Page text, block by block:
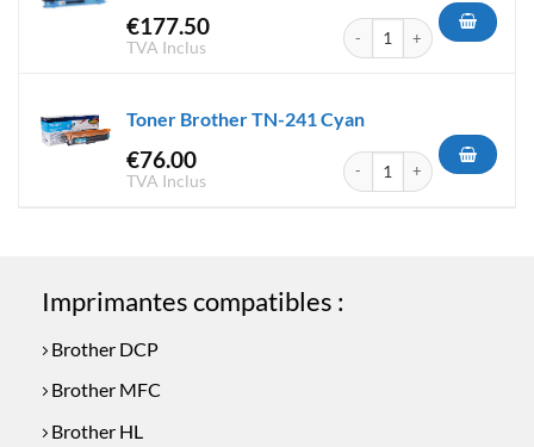
€177.50
TVA Inclus
quantité de Toner Brother
Toner Brother TN-241 Cyan
€76.00
TVA Inclus
quantité de Toner Brother
Imprimantes compatibles :
Brother DCP
Brother MFC
Brother HL